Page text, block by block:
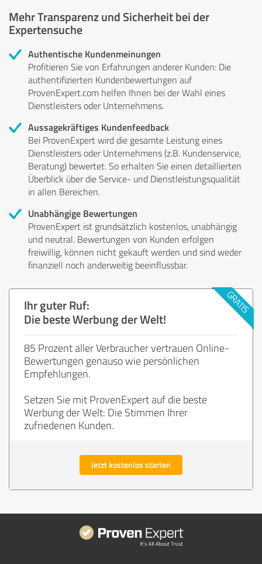
Mehr Transparenz und Sicherheit bei der
Expertensuche
Authentische Kundenmeinungen
Profitieren Sie von Erfahrungen anderer Kunden: Die
authentifizierten Kundenbewertungen auf
ProvenExpert.com helfen Ihnen bei der Wahl eines
Dienstleisters oder Unternehmens.
Aussagekräftiges Kundenfeedback
Bei ProvenExpert wird die gesamte Leistung eines
Dienstleisters oder Unternehmens (z.B. Kundenservice,
Beratung) bewertet. So erhalten Sie einen detaillierten
Überblick über die Service- und Dienstleistungsqualität
in allen Bereichen.
Unabhängige Bewertungen
ProvenExpert ist grundsätzlich kostenlos, unabhängig
und neutral. Bewertungen von Kunden erfolgen
freiwillig, können nicht gekauft werden und sind weder
finanziell noch anderweitig beeinflussbar.
Ihr guter Ruf:
Die beste Werbung der Welt!
85 Prozent aller Verbraucher vertrauen Online-
Bewertungen genauso wie persönlichen
Empfehlungen.
Setzen Sie mit ProvenExpert auf die beste
Werbung der Welt: Die Stimmen Ihrer
zufriedenen Kunden.
Jetzt kostenlos starten